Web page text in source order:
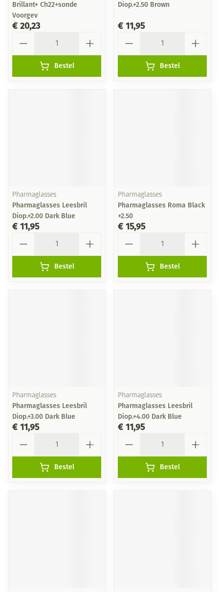
Brillant+ Ch22+sonde
Voorgev
€ 20,23
Bestel
Diop.+2.50 Brown
€ 11,95
Bestel
Pharmaglasses
Pharmaglasses Leesbril
Diop.+2.00 Dark Blue
€ 11,95
Bestel
Pharmaglasses
Pharmaglasses Roma Black
+2.50
€ 15,95
Bestel
Pharmaglasses
Pharmaglasses Leesbril
Diop.+3.00 Dark Blue
€ 11,95
Bestel
Pharmaglasses
Pharmaglasses Leesbril
Diop.+4.00 Dark Blue
€ 11,95
Bestel